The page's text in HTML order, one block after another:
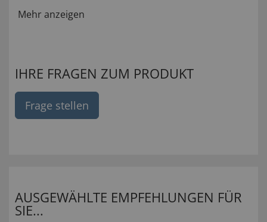
Mehr anzeigen
IHRE FRAGEN ZUM PRODUKT
Frage stellen
AUSGEWÄHLTE EMPFEHLUNGEN FÜR
SIE...